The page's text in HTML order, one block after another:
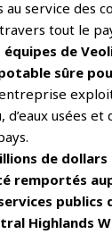
service des
tout le
équipes de
potable sûre
usées et
de
remportés
publics
Highlands